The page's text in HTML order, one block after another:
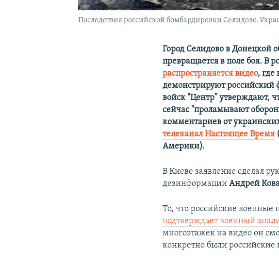
Последствия российской бомбардировки Селидово.
Город Селидово в Донецкой
превращается в поле боя. В
распространяется видео, где
демонстрируют российский
войск "Центр" утверждают,
сейчас "проламывают
комментариев от
телеканал Настоящее Время
Америки).
В Киеве заявление сделал
дезинформацииАндрей
То, что российские военные
подтверждает военный
многоэтажек на видео он
конкретно были российские